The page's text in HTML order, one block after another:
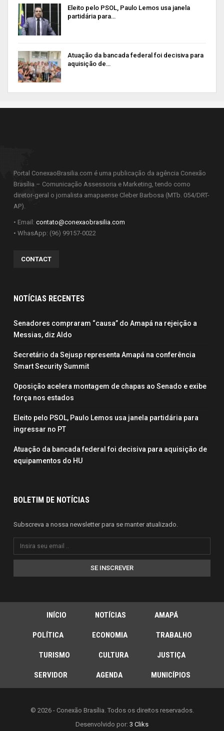
Eleito pelo PSOL, Paulo Lemos usa janela
partidária para…
Atuação da bancada federal foi decisiva para
aquisição de…
Portal ConexaoBrasilia.com é uma publicação da agência Conexão
Brasília – Comunicação Assessoria e Marketing, tendo como
diretor-geral o jornalista amapaense Cleber Barbosa (MTb. 054/DRT-
AP).
• Email: contato@conexaobrasilia.com
• WhasApp: (96) 99157-0022
CONTACT
NOTÍCIAS RECENTES
Senadores compraram “causa” do Amapá na rejeição a
Messias, diz Aldo
Secretário da Sejusp representa Amapá na conferência
Smart Security Summit
Oposição acelera montagem de chapas ao Senado e exibe
força nos estados
Eleito pelo PSOL, Paulo Lemos usa janela partidária para
ingressar no PT
Atuação da bancada federal foi decisiva para aquisição de
equipamentos do HU
BOLETIM DE NOTÍCIAS
Subscreva a nossa newsletter para se manter atualizado.
SE INSCREVER
INÍCIO NOTÍCIAS AMAPÁ
POLÍTICA ECONOMIA TRABALHO
TURISMO CULTURA JUSTIÇA
SERVIDOR AGENDA MUNICÍPIOS
© 2026 - Conexão Brasília. Todos os direitos reservados.
Desenvolvido por: 3 Cliks